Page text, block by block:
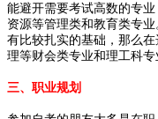
能避开需要考试高数的专
资源等管理类和教育类专
有比较扎实的基础，那么
理等财会类专业和理工科专
三、职业规划